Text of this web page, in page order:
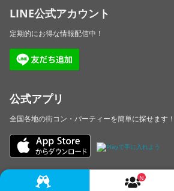
LINE公式アカウント
定期的にお得な情報配信中！
公式アプリ
全国各地の街コン・パーティーを簡単に探せます！
Copyright © LINKBAL Inc. All Rights Reserved.